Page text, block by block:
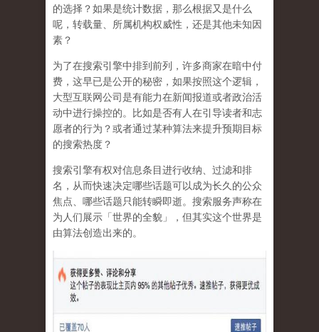
的选择？如果是统计数据，那么根据又是什么
呢，转载量、所属机构权威性，还是其他未知因
素？
为了在搜索引擎中排到前列，许多商家在暗中付
费，这早已是公开的秘密，如果按照这个逻辑，
大型互联网公司是有能力在新闻报道或者政治活
动中进行操控的。比如是否有人在引导读者和志
愿者的行为？或者通过某种算法来提升预期目标
的搜索热度？
搜索引擎有权对信息条目进行收纳、过滤和排
名，从而快速决定哪些话题可以成为长久的公众
焦点、哪些话题只能转瞬即逝。搜索服务声称在
为人们展示「世界的全貌」，但其实这个世界是
由算法创造出来的。